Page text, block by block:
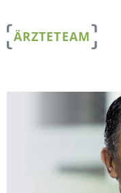
ÄRZTETEAM